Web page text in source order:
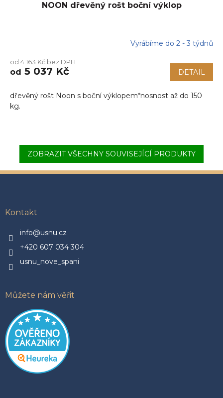
NOON dřevěný rošt boční výklop
Vyrábíme do 2 - 3 týdnů
od 4 163 Kč bez DPH
od 5 037 Kč DETAIL
dřevěný rošt Noon s boční výklopem*nosnost až do 150
kg.
ZOBRAZIT VŠECHNY SOUVISEJÍCÍ PRODUKTY
Kontakt
info@usnu.cz
+420 607 034 304
usnu_nove_spani
Můžete nám věřit